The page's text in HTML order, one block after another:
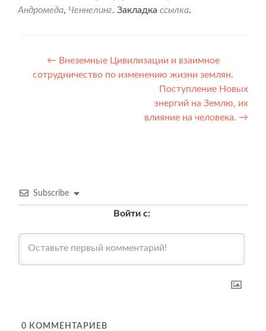
Андромеда, Ченнелинг. Закладка ссылка.
Навигация
по
← Внеземные Цивилизации и взаимное
сотрудничество по изменению жизни землян.
Поступление Новых
энергий на Землю, их
влияние на человека. →
Subscribe
Войти с:
0 КОММЕНТАРИЕВ